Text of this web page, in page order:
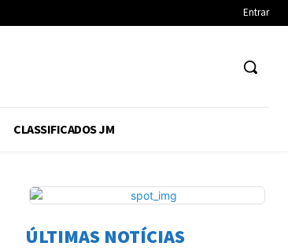
Entrar
CLASSIFICADOS JM
ÚLTIMAS NOTÍCIAS